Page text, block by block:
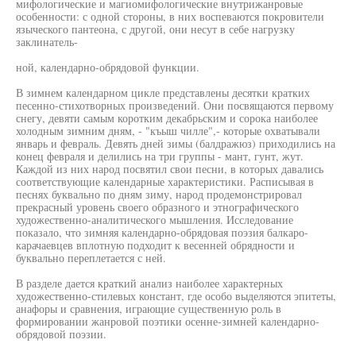
мифологические и магиомифологические внутрижанровые
особенности: с одной стороны, в них воспеваются покровители
языческого пантеона, с другой, они несут в себе нагрузку
заклинатель-
ной, календарно-обрядовой функции.
В зимнем календарном цикле представлены десятки кратких
песенно-стихотворных произведений. Они посвящаются первому
снегу, девяти самым коротким декабрьским и сорока наиболее
холодным зимним дням, - "къыш чилле",- которые охватывали
январь и февраль. Девять дней зимы (балдражюз) приходились на
конец февраля и делились на три группы - мант, гунт, жут.
Каждой из них народ посвятил свои песни, в которых давались
соответствующие календарные характеристики. Расписывая в
песнях буквально по дням зиму, народ продемонстрировал
прекрасный уровень своего образного и этнографического
художественно-аналитического мышления. Исследование
показало, что зимняя календарно-обрядовая поэзия балкаро-
карачаевцев вплотную подходит к весенней обрядности и
буквально переплетается с ней.
В разделе дается краткий анализ наиболее характерных
художественно-стилевых констант, где особо выделяются эпитеты,
анафоры и сравнения, играющие существенную роль в
формировании жанровой поэтики осенне-зимней календарно-
обрядовой поэзии.